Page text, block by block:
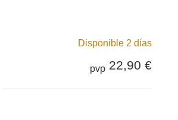
Disponible 2 días
pvp 22,90 €